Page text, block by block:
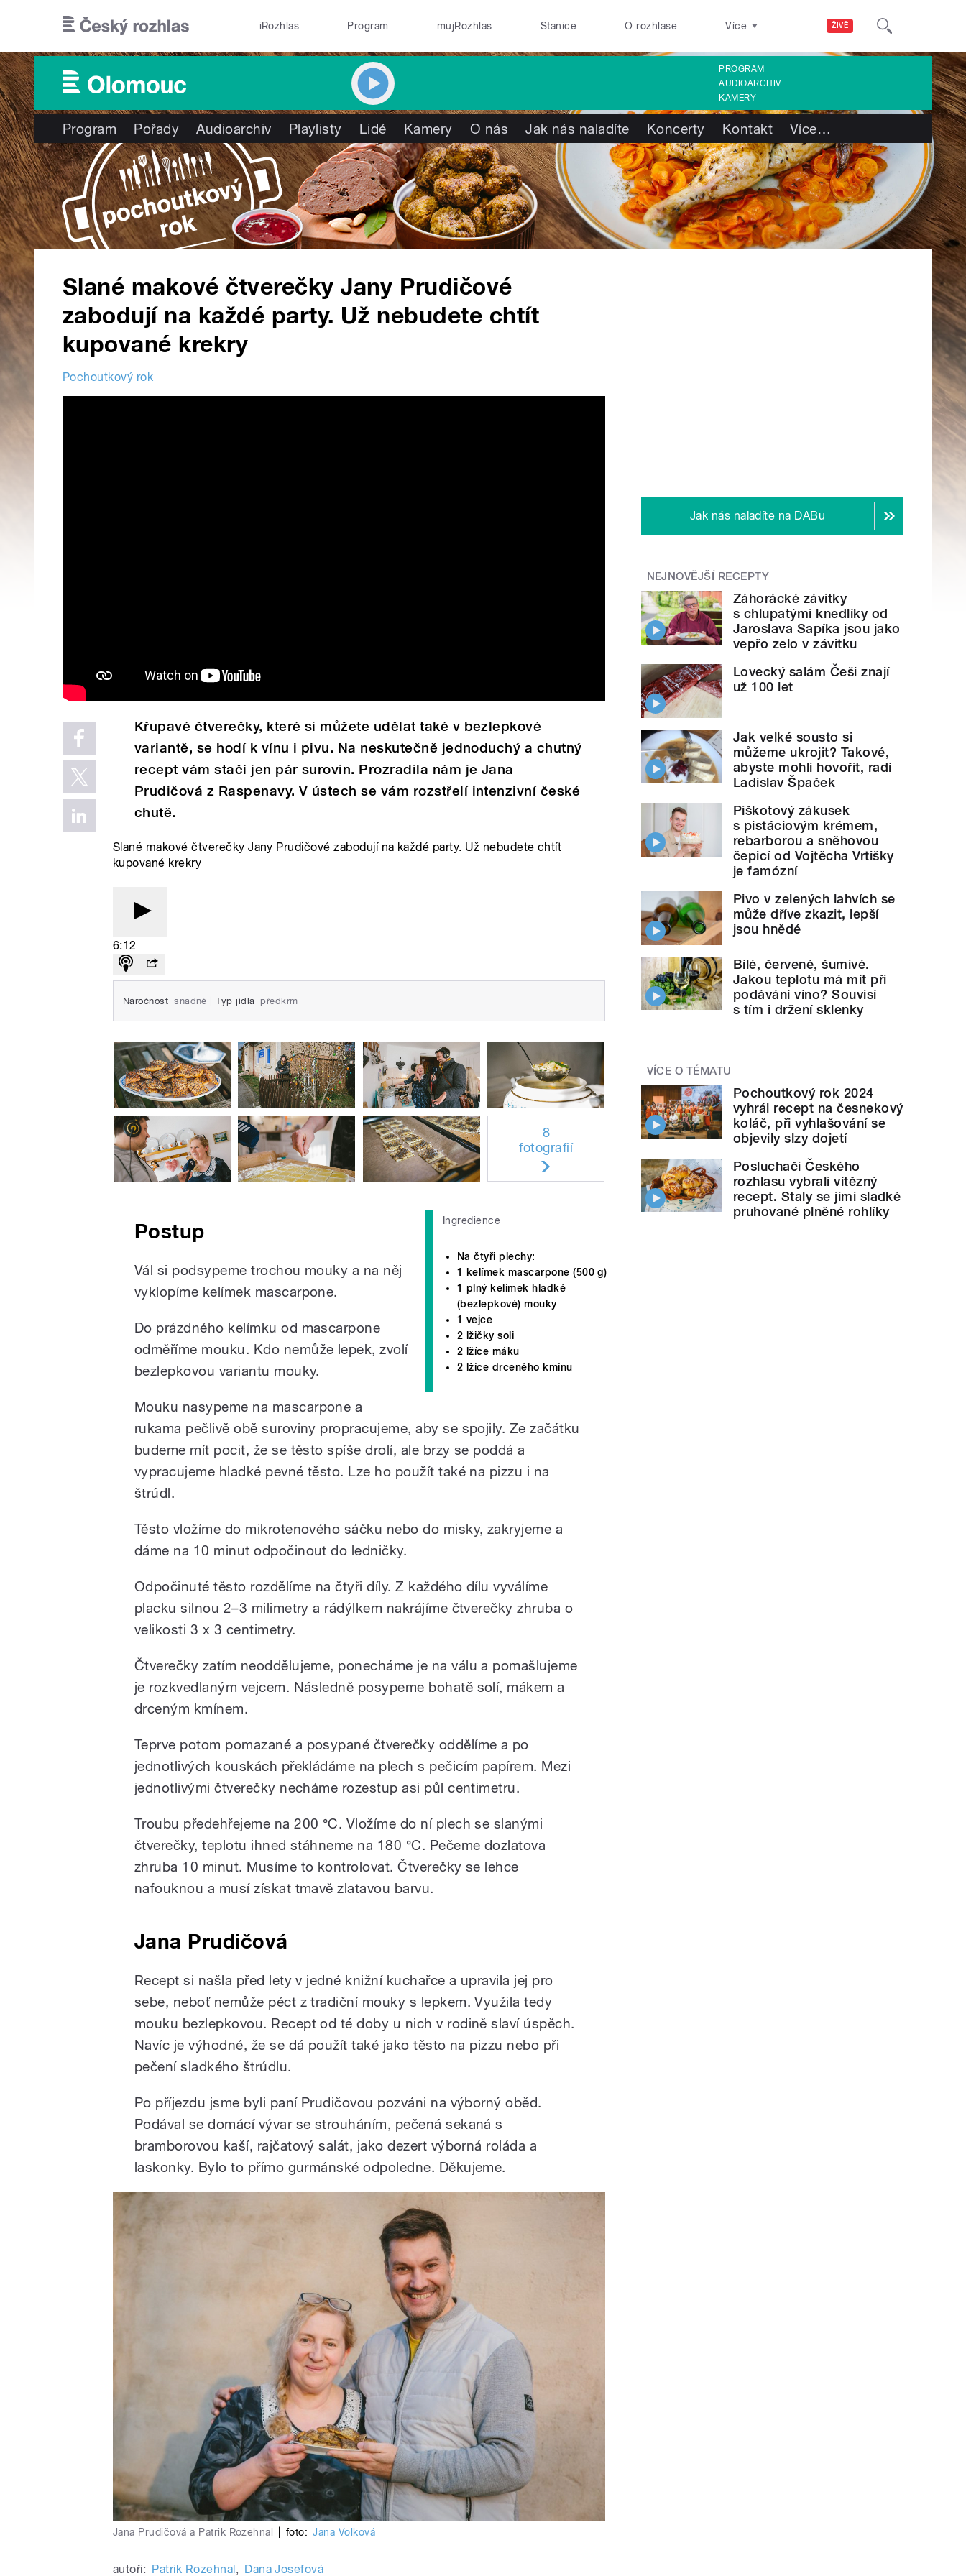
ŽIVĚ
iRozhlas Program mujRozhlas Stanice O rozhlase Více
PROGRAM
AUDIOARCHIV
KAMERY
Program Pořady Audioarchiv Playlisty Lidé Kamery O nás Jak nás naladíte Koncerty Kontakt Více…
Slané makové čtverečky Jany Prudičové
zabodují na každé party. Už nebudete chtít
kupované krekry
Pochoutkový rok
Křupavé čtverečky, které si můžete udělat také v bezlepkové
variantě, se hodí k vínu i pivu. Na neskutečně jednoduchý a chutný
recept vám stačí jen pár surovin. Prozradila nám je Jana
Prudičová z Raspenavy. V ústech se vám rozstřelí intenzivní české
chutě.
Slané makové čtverečky Jany Prudičové zabodují na každé party. Už nebudete chtít
kupované krekry
6:12
Náročnost snadné Typ jídla předkrm
8
fotografií
Ingredience
Na čtyři plechy:
1 kelímek mascarpone (500 g)
1 plný kelímek hladké
(bezlepkové) mouky
1 vejce
2 lžičky soli
2 lžíce máku
2 lžíce drceného kmínu
Postup
Vál si podsypeme trochou mouky a na něj
vyklopíme kelímek mascarpone.
Do prázdného kelímku od mascarpone
odměříme mouku. Kdo nemůže lepek, zvolí
bezlepkovou variantu mouky.
Mouku nasypeme na mascarpone a
rukama pečlivě obě suroviny propracujeme, aby se spojily. Ze začátku
budeme mít pocit, že se těsto spíše drolí, ale brzy se poddá a
vypracujeme hladké pevné těsto. Lze ho použít také na pizzu i na
štrúdl.
Těsto vložíme do mikrotenového sáčku nebo do misky, zakryjeme a
dáme na 10 minut odpočinout do ledničky.
Odpočinuté těsto rozdělíme na čtyři díly. Z každého dílu vyválíme
placku silnou 2–3 milimetry a rádýlkem nakrájíme čtverečky zhruba o
velikosti 3 x 3 centimetry.
Čtverečky zatím neoddělujeme, ponecháme je na válu a pomašlujeme
je rozkvedlaným vejcem. Následně posypeme bohatě solí, mákem a
drceným kmínem.
Teprve potom pomazané a posypané čtverečky oddělíme a po
jednotlivých kouskách překládáme na plech s pečicím papírem. Mezi
jednotlivými čtverečky necháme rozestup asi půl centimetru.
Troubu předehřejeme na 200 °C. Vložíme do ní plech se slanými
čtverečky, teplotu ihned stáhneme na 180 °C. Pečeme dozlatova
zhruba 10 minut. Musíme to kontrolovat. Čtverečky se lehce
nafouknou a musí získat tmavě zlatavou barvu.
Jana Prudičová
Recept si našla před lety v jedné knižní kuchařce a upravila jej pro
sebe, neboť nemůže péct z tradiční mouky s lepkem. Využila tedy
mouku bezlepkovou. Recept od té doby u nich v rodině slaví úspěch.
Navíc je výhodné, že se dá použít také jako těsto na pizzu nebo při
pečení sladkého štrúdlu.
Po příjezdu jsme byli paní Prudičovou pozváni na výborný oběd.
Podával se domácí vývar se strouháním, pečená sekaná s
bramborovou kaší, rajčatový salát, jako dezert výborná roláda a
laskonky. Bylo to přímo gurmánské odpoledne. Děkujeme.
Jana Prudičová a Patrik Rozehnal foto: Jana Volková
autoři: Patrik Rozehnal, Dana Josefová
Jak nás naladíte na DABu
NEJNOVĚJŠÍ RECEPTY
Záhorácké závitky
s chlupatými knedlíky od
Jaroslava Sapíka jsou jako
vepřo zelo v závitku
Lovecký salám Češi znají
už 100 let
Jak velké sousto si
můžeme ukrojit? Takové,
abyste mohli hovořit, radí
Ladislav Špaček
Piškotový zákusek
s pistáciovým krémem,
rebarborou a sněhovou
čepicí od Vojtěcha Vrtišky
je famózní
Pivo v zelených lahvích se
může dříve zkazit, lepší
jsou hnědé
Bílé, červené, šumivé.
Jakou teplotu má mít při
podávání víno? Souvisí
s tím i držení sklenky
VÍCE O TÉMATU
Pochoutkový rok 2024
vyhrál recept na česnekový
koláč, při vyhlašování se
objevily slzy dojetí
Posluchači Českého
rozhlasu vybrali vítězný
recept. Staly se jimi sladké
pruhované plněné rohlíky